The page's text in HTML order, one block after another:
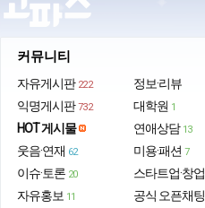
커뮤니티
자유게시판 222
익명게시판 732
HOT 게시물
웃음·연재 62
이슈·토론 20
자유홍보 11
정보·리뷰
대학원 1
연애상담 13
미용·패션 7
스타트업·창업
공식 오픈채팅